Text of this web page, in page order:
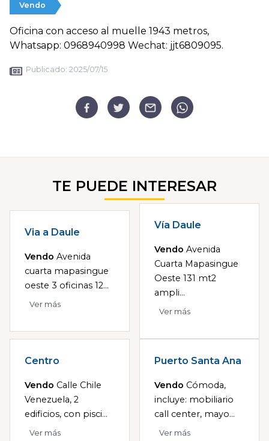
Vendo
Oficina con acceso al muelle 1943 metros,
Whatsapp: 0968940998 Wechat: jjt6809095.
Publicado: 2025/07/15
TE PUEDE INTERESAR
Via a Daule
Vendo Avenida
cuarta mapasingue
oeste 3 oficinas 12...
Ver más
Vía Daule
Vendo Avenida
Cuarta Mapasingue
Oeste 131 mt2
ampli...
Ver más
Centro
Vendo Calle Chile
Venezuela, 2
edificios, con pisci...
Ver más
Puerto Santa Ana
Vendo Cómoda,
incluye: mobiliario
call center, mayo...
Ver más